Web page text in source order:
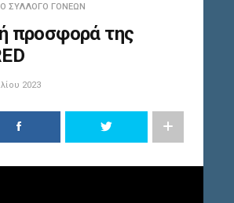
ΣΎΛΛΟΓΟ ΓΟΝΈΩΝ
προσφορά της
2023